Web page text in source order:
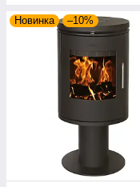
Новинка –10%